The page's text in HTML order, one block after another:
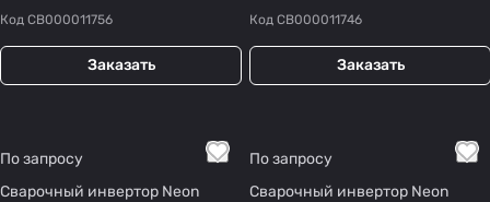
MMA
Код СВ000011756
Заказать
Код СВ000011746
Заказать
По запросу
Сварочный инвертор Neon
По запросу
Сварочный инвертор Neon